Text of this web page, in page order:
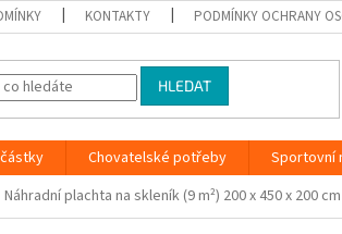
KONTAKTY PODMÍNKY OCHRANY
HLEDAT
Chovatelské potřeby Sportovní
Náhradní plachta na skleník (9 m²) 200 x 450 x 200